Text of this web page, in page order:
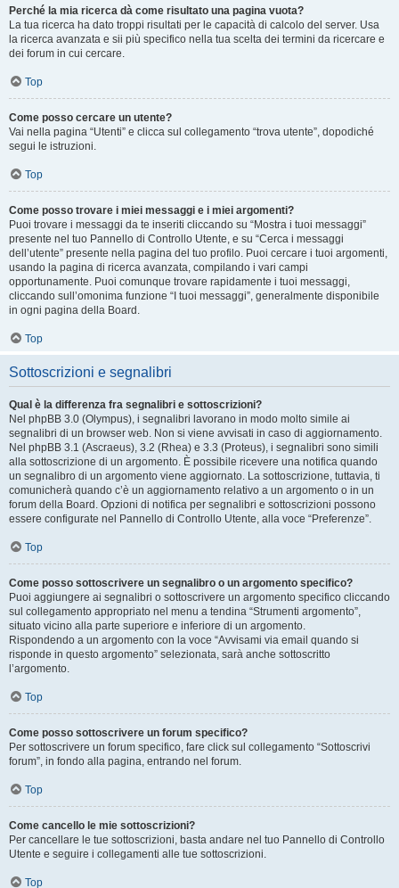
Perché la mia ricerca dà come risultato una pagina vuota?
La tua ricerca ha dato troppi risultati per le capacità di calcolo del server. Usa
la ricerca avanzata e sii più specifico nella tua scelta dei termini da ricercare e
dei forum in cui cercare.
Top
Come posso cercare un utente?
Vai nella pagina “Utenti” e clicca sul collegamento “trova utente”, dopodiché
segui le istruzioni.
Top
Come posso trovare i miei messaggi e i miei argomenti?
Puoi trovare i messaggi da te inseriti cliccando su “Mostra i tuoi messaggi”
presente nel tuo Pannello di Controllo Utente, e su “Cerca i messaggi
dell’utente” presente nella pagina del tuo profilo. Puoi cercare i tuoi argomenti,
usando la pagina di ricerca avanzata, compilando i vari campi
opportunamente. Puoi comunque trovare rapidamente i tuoi messaggi,
cliccando sull’omonima funzione “I tuoi messaggi”, generalmente disponibile
in ogni pagina della Board.
Top
Sottoscrizioni e segnalibri
Qual è la differenza fra segnalibri e sottoscrizioni?
Nel phpBB 3.0 (Olympus), i segnalibri lavorano in modo molto simile ai
segnalibri di un browser web. Non si viene avvisati in caso di aggiornamento.
Nel phpBB 3.1 (Ascraeus), 3.2 (Rhea) e 3.3 (Proteus), i segnalibri sono simili
alla sottoscrizione di un argomento. È possibile ricevere una notifica quando
un segnalibro di un argomento viene aggiornato. La sottoscrizione, tuttavia, ti
comunicherà quando c’è un aggiornamento relativo a un argomento o in un
forum della Board. Opzioni di notifica per segnalibri e sottoscrizioni possono
essere configurate nel Pannello di Controllo Utente, alla voce “Preferenze”.
Top
Come posso sottoscrivere un segnalibro o un argomento specifico?
Puoi aggiungere ai segnalibri o sottoscrivere un argomento specifico cliccando
sul collegamento appropriato nel menu a tendina “Strumenti argomento”,
situato vicino alla parte superiore e inferiore di un argomento.
Rispondendo a un argomento con la voce “Avvisami via email quando si
risponde in questo argomento” selezionata, sarà anche sottoscritto
l’argomento.
Top
Come posso sottoscrivere un forum specifico?
Per sottoscrivere un forum specifico, fare click sul collegamento “Sottoscrivi
forum”, in fondo alla pagina, entrando nel forum.
Top
Come cancello le mie sottoscrizioni?
Per cancellare le tue sottoscrizioni, basta andare nel tuo Pannello di Controllo
Utente e seguire i collegamenti alle tue sottoscrizioni.
Top